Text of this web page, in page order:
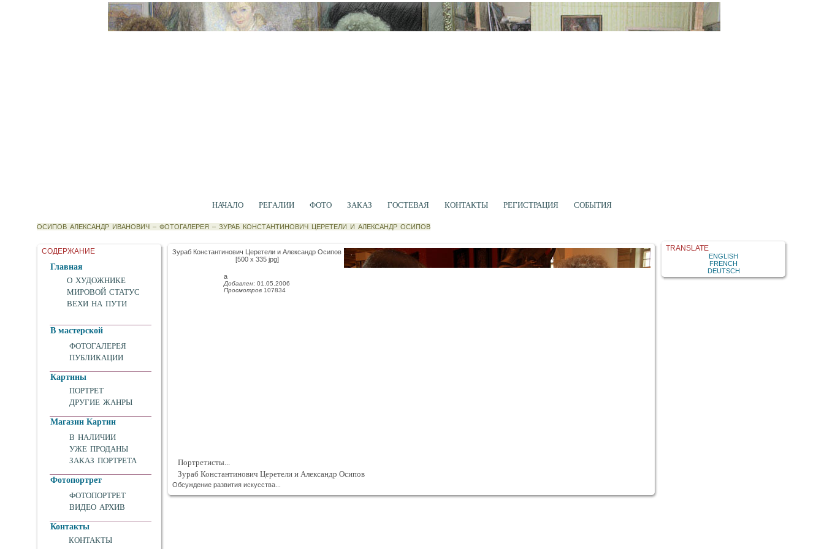
НАЧАЛО РЕГАЛИИ ФОТО ЗАКАЗ ГОСТЕВАЯ КОНТАКТЫ РЕГИСТРАЦИЯ СОБЫТИЯ
ОСИПОВ АЛЕКСАНДР ИВАНОВИЧ – ФОТОГАЛЕРЕЯ – ЗУРАБ КОНСТАНТИНОВИЧ ЦЕРЕТЕЛИ И АЛЕКСАНДР ОСИПОВ
СОДЕРЖАНИЕ
Главная
О ХУДОЖНИКЕ
МИРОВОЙ СТАТУС
ВЕХИ НА ПУТИ
В мастерской
ФОТОГАЛЕРЕЯ
ПУБЛИКАЦИИ
Картины
ПОРТРЕТ
ДРУГИЕ ЖАНРЫ
Магазин Картин
В НАЛИЧИИ
УЖЕ ПРОДАНЫ
ЗАКАЗ ПОРТРЕТА
Фотопортрет
ФОТОПОРТРЕТ
ВИДЕО АРХИВ
Контакты
КОНТАКТЫ
Зураб Константинович Церетели и Александр Осипов
[500 x 335 jpg]
а
Добавлен: 01.05.2006
Просмотров 107834
Портретисты...
Зураб Константинович Церетели и Александр Осипов
Обсуждение развития искусства...
TRANSLATE
ENGLISH
FRENCH
DEUTSCH